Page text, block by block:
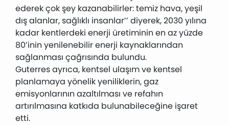
ederek çok şey kazanabilirler: temiz hava, yeşil
dış alanlar, sağlıklı insanlar’’ diyerek, 2030 yılına
kadar kentlerdeki enerji üretiminin en az yüzde
80’inin yenilenebilir enerji kaynaklarından
sağlanması çağrısında bulundu.
Guterres ayrıca, kentsel ulaşım ve kentsel
planlamaya yönelik yeniliklerin, gaz
emisyonlarının azaltılması ve refahın
artırılmasına katkıda bulunabileceğine işaret
etti.